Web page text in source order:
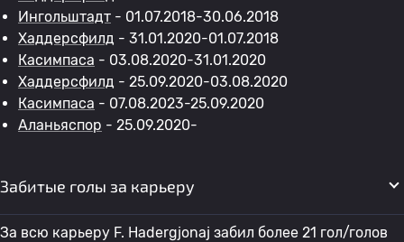
Ингольштадт - 01.07.2018-30.06.2018
Хаддерсфилд - 31.01.2020-01.07.2018
Касимпаса - 03.08.2020-31.01.2020
Хаддерсфилд - 25.09.2020-03.08.2020
Касимпаса - 07.08.2023-25.09.2020
Аланьяспор - 25.09.2020-
Забитые голы за карьеру
За всю карьеру F. Hadergjonaj забил более 21 гол/голов